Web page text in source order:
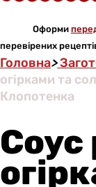
Оформи
перевірених
Головна>
огірками та
Клопотенка
Соус